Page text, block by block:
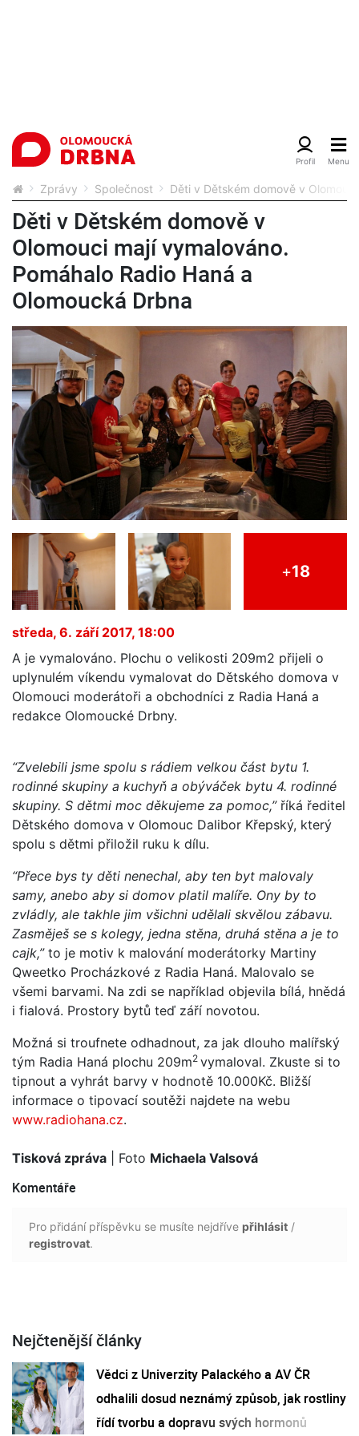
Zprávy Společnost Děti v Dětském domově v
Děti v Dětském domově v
Olomouci mají vymalováno.
Pomáhalo Radio Haná a
Olomoucká Drbna
+18
středa, 6. září 2017, 18:00
A je vymalováno. Plochu o velikosti 209m2 přijeli o
uplynulém víkendu vymalovat do Dětského domova v
Olomouci moderátoři a obchodníci z Radia Haná a
redakce Olomoucké Drbny.
“Zvelebili jsme spolu s rádiem velkou část bytu 1.
rodinné skupiny a kuchyň a obýváček bytu 4. rodinné
skupiny. S dětmi moc děkujeme za pomoc,”říká ředitel
Dětského domova v Olomouc Dalibor Křepský, který
spolu s dětmi přiložil ruku k dílu.
“Přece bys ty děti nenechal, aby ten byt malovaly
samy, anebo aby si domov platil malíře. Ony by to
zvládly, ale takhle jim všichni udělali skvělou zábavu.
Zasměješ se s kolegy, jedna stěna, druhá stěna a je to
cajk,”to je motiv k malování moderátorky Martiny
Qweetko Procházkové z Radia Haná. Malovalo se
všemi barvami. Na zdi se například objevila bílá, hnědá
i fialová. Prostory bytů teď září novotou.
Možná si troufnete odhadnout, za jak dlouho malířský
tým Radia Haná plochu 209m2 vymaloval. Zkuste si to
tipnout a vyhrát barvy v hodnotě 10.000Kč. Bližší
informace o tipovací soutěži najdete na webu
www.radiohana.cz.
Tisková zpráva | Foto Michaela Valsová
Komentáře
Pro přidání příspěvku se musíte nejdříve přihlásit /
registrovat.
Nejčtenější články
Vědci z Univerzity Palackého a AV ČR
odhalili dosud neznámý způsob, jak rostliny
řídí tvorbu a dopravu svých hormonů